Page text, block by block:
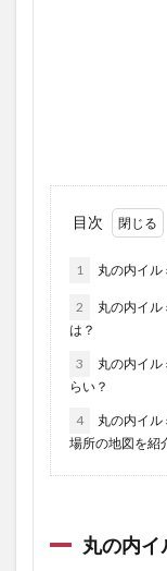
目次
1 丸の内イル
2
丸の内イル
は？
3
丸の内イル
らい？
4
丸の内イ
場所の地図を
丸の内イ